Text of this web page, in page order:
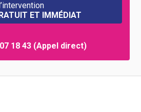
ET IMMÉDIAT
18 43(Appel direct)